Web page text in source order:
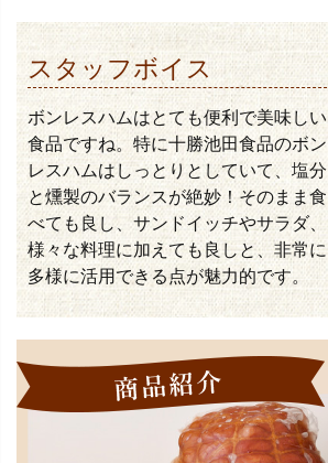
スタッフボイス
ボンレスハムはとても便利で美味しい
食品ですね。特に十勝池田食品のボン
レスハムはしっとりとしていて、塩分
と燻製のバランスが絶妙！そのまま食
べても良し、サンドイッチやサラダ、
様々な料理に加えても良しと、非常に
多様に活用できる点が魅力的です。